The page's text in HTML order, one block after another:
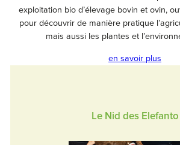
exploitation bio d’élevage bovin et ovin,
pour découvrir de manière pratique
mais aussi les plantes et
en savoir plus
Le Nid des Elefanto